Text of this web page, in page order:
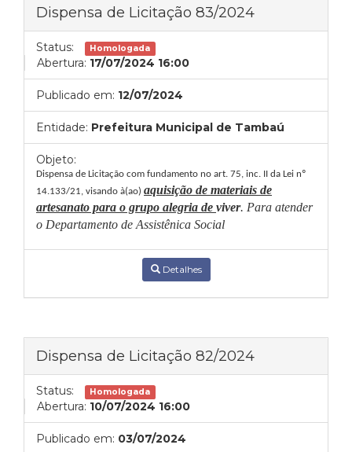
Dispensa de Licitação 83/2024
Status: Homologada
Abertura: 17/07/2024 16:00
Publicado em: 12/07/2024
Entidade: Prefeitura Municipal de Tambaú
Objeto:
Dispensa de Licitação com fundamento no art. 75, inc. II da Lei nº
14.133/21, visando à(ao) aquisição de materiais de
artesanato para o grupo alegria de viver. Para atender
o Departamento de Assistênica Social
Detalhes
Dispensa de Licitação 82/2024
Status: Homologada
Abertura: 10/07/2024 16:00
Publicado em: 03/07/2024